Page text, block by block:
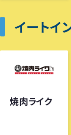
イートイ
焼肉ライク